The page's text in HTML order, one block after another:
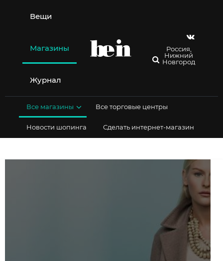
содержимому
Вещи
Магазины
Журнал
Россия,
Нижний
Новгород
Все магазины Все торговые центры
Новости шопинга Сделать интернет-магазин